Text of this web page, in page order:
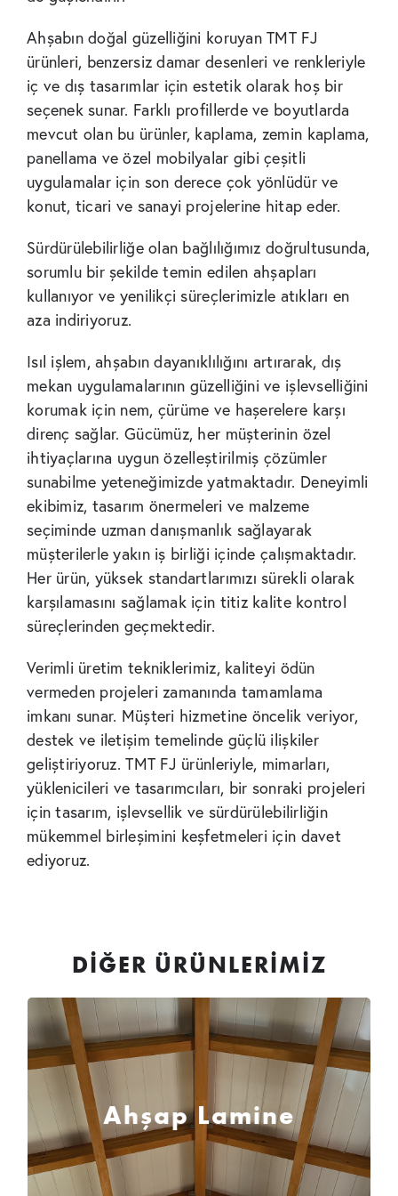
Ahşabın doğal güzelliğini koruyan TMT FJ
ürünleri, benzersiz damar desenleri ve renkleriyle
iç ve dış tasarımlar için estetik olarak hoş bir
seçenek sunar. Farklı profillerde ve boyutlarda
mevcut olan bu ürünler, kaplama, zemin kaplama,
panellama ve özel mobilyalar gibi çeşitli
uygulamalar için son derece çok yönlüdür ve
konut, ticari ve sanayi projelerine hitap eder.
Sürdürülebilirliğe olan bağlılığımız doğrultusunda,
sorumlu bir şekilde temin edilen ahşapları
kullanıyor ve yenilikçi süreçlerimizle atıkları en
aza indiriyoruz.
Isıl işlem, ahşabın dayanıklılığını artırarak, dış
mekan uygulamalarının güzelliğini ve işlevselliğini
korumak için nem, çürüme ve haşerelere karşı
direnç sağlar. Gücümüz, her müşterinin özel
ihtiyaçlarına uygun özelleştirilmiş çözümler
sunabilme yeteneğimizde yatmaktadır. Deneyimli
ekibimiz, tasarım önermeleri ve malzeme
seçiminde uzman danışmanlık sağlayarak
müşterilerle yakın iş birliği içinde çalışmaktadır.
Her ürün, yüksek standartlarımızı sürekli olarak
karşılamasını sağlamak için titiz kalite kontrol
süreçlerinden geçmektedir.
Verimli üretim tekniklerimiz, kaliteyi ödün
vermeden projeleri zamanında tamamlama
imkanı sunar. Müşteri hizmetine öncelik veriyor,
destek ve iletişim temelinde güçlü ilişkiler
geliştiriyoruz. TMT FJ ürünleriyle, mimarları,
yüklenicileri ve tasarımcıları, bir sonraki projeleri
için tasarım, işlevsellik ve sürdürülebilirliğin
mükemmel birleşimini keşfetmeleri için davet
ediyoruz.
DIĞER ÜRÜNLERIMIZ
Ahşap Lamine
Ahşap Lamine
Ahşap
, binlerce yıldır yapı malzemesi
olarak kullanılan en doğal ve estetik
malzemelerden biridir.